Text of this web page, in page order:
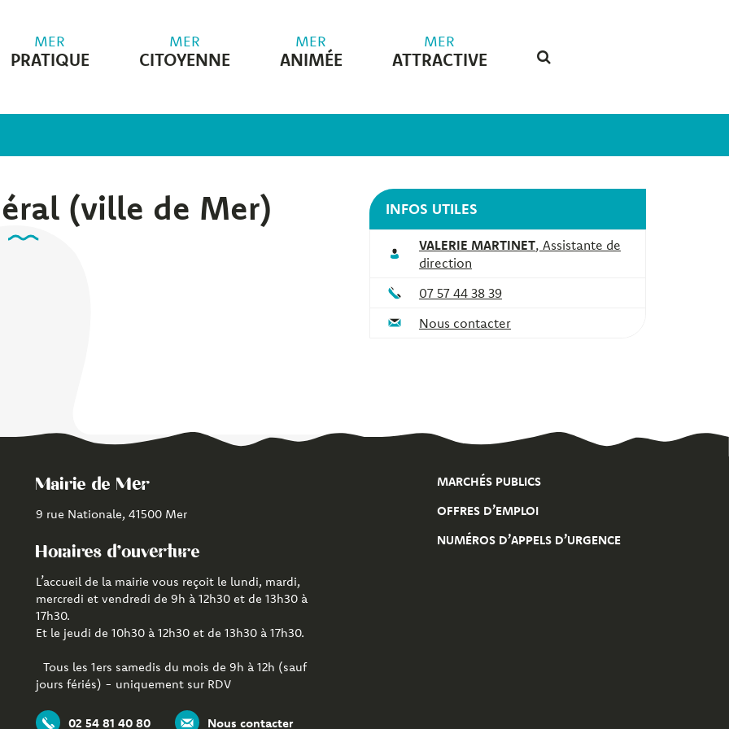
MER
PRATIQUE
MER
CITOYENNE
MER
ANIMÉE
MER
ATTRACTIVE
(ville de Mer) INFOS UTILES
VALERIE MARTINET, Assistante de
direction
07 57 44 38 39
Nous contacter
Mairie de Mer
9 rue Nationale, 41500 Mer
Horaires d'ouverture
L’accueil de la mairie vous reçoit le lundi, mardi,
mercredi et vendredi de 9h à 12h30 et de 13h30 à
17h30.
Et le jeudi de 10h30 à 12h30 et de 13h30 à 17h30.
Tous les 1ers samedis du mois de 9h à 12h (sauf
jours fériés) - uniquement sur RDV
02 54 81 40 80 Nous contacter
MARCHÉS PUBLICS
OFFRES D’EMPLOI
NUMÉROS D’APPELS D’URGENCE